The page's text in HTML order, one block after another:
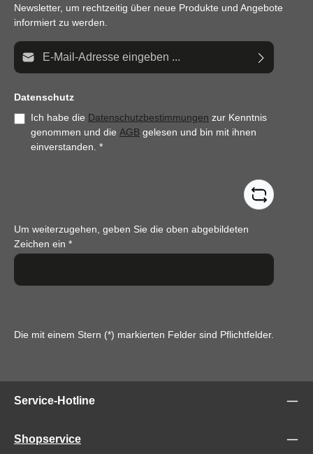
Newsletter, um rechtzeitig über neue Produkte und Angebote
informiert zu werden.
E-Mail-Adresse*
Datenschutz
Ich habe die Datenschutzbestimmungen zur Kenntnis
genommen und die AGB gelesen und bin mit ihnen
einverstanden. *
Um weiterzugehen, geben Sie die oben abgebildeten
Zeichen ein *
Die mit einem Stern (*) markierten Felder sind Pflichtfelder.
Service-Hotline
Shopservice